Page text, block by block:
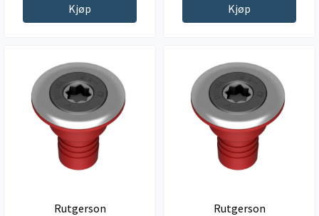
Kjøp Kjøp
Rutgerson
Rutgerson